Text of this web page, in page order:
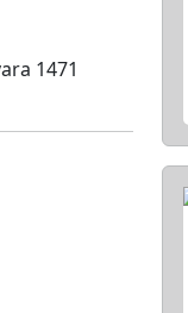
1471